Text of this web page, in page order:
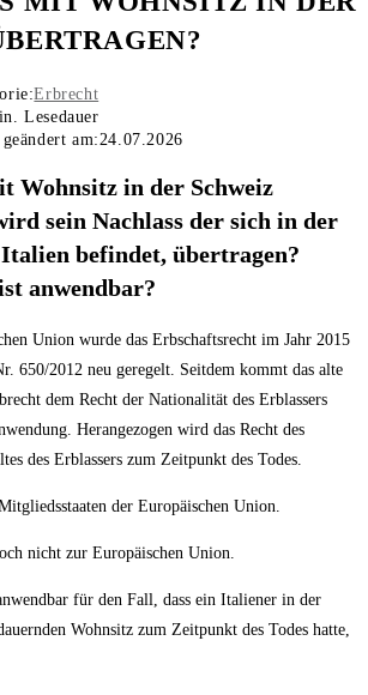
Erbrecht
Lesedauer
am: 24.07.2026
Wohnsitz in der Schweiz
sein Nachlass der sich in der
befindet, übertragen?
anwendbar?
Union wurde das Erbschaftsrecht im Jahr 2015
650/2012 neu geregelt. Seitdem kommt das alte
dem Recht der Nationalität des Erblassers
Herangezogen wird das Recht des
des Erblassers zum Zeitpunkt des Todes.
der Europäischen Union.
nicht zur Europäischen Union.
für den Fall, dass ein Italiener in der
Wohnsitz zum Zeitpunkt des Todes hatte,